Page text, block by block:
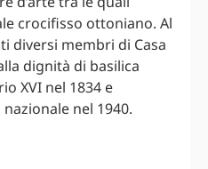
crocifisso ottoniano. Al
diversi membri di Casa
dignità di basilica
XVI nel 1834 e
nel 1940.